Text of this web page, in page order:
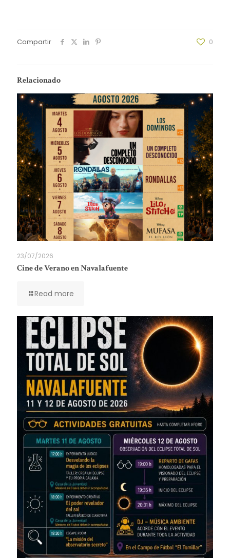
Compartir 0
Relacionado
23/07/2026
Cine de Verano en Navalafuente
Read more